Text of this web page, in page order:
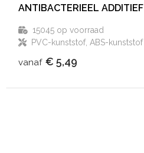
ANTIBACTERIEEL ADDITIEF
15045op voorraad
PVC-kunststof, ABS-kunststof
vanaf € 5,49